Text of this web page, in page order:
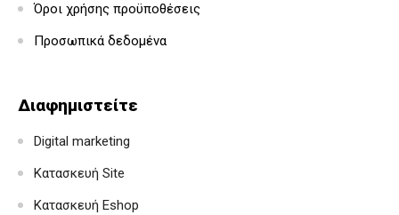
Όροι χρήσης προϋποθέσεις
Προσωπικά δεδομένα
Διαφημιστείτε
Digital marketing
Κατασκευή Site
Κατασκευή Eshop